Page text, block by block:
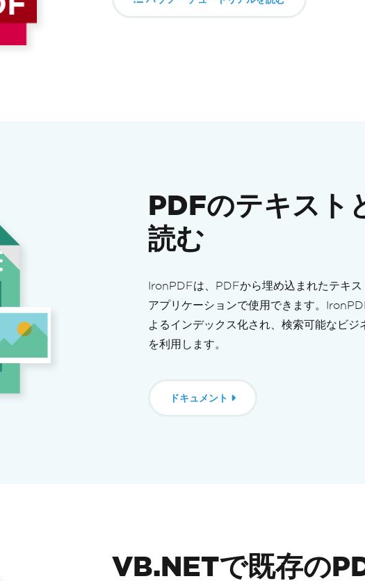
PDFのテキスト
読む
IronPDFは、PDFから埋め込まれたテキ
アプリケーションで使用できます。
よるインデックス化され、検索可能なビ
を利用します。
ドキュメント
VB.NETで既存の